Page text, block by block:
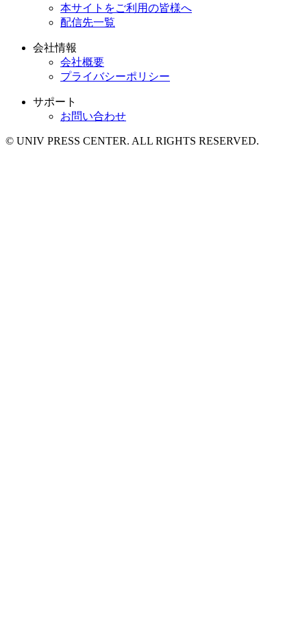
本サイトをご利用の皆様へ
配信先一覧
会社情報
会社概要
プライバシーポリシー
サポート
お問い合わせ
© UNIV PRESS CENTER. ALL RIGHTS RESERVED.